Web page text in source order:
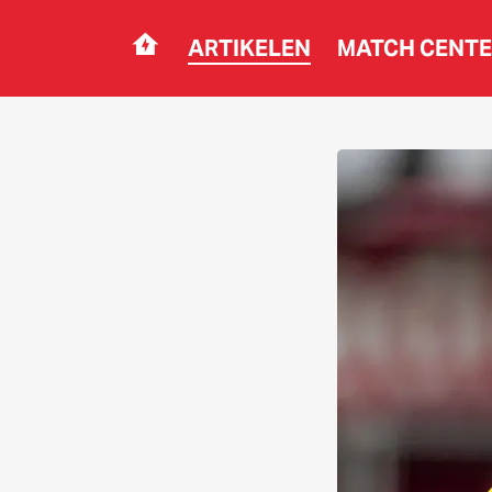
Navigation ARTIKELEN MATCH